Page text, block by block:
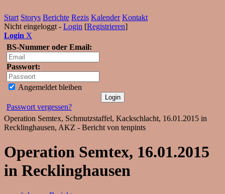
Start Storys Berichte Rezis Kalender Kontakt
Nicht eingeloggt - Login [Registrieren]
Login X
BS-Nummer oder Email:
Passwort:
Angemeldet bleiben
Passwort vergessen?
Operation Semtex, Schmutzstaffel, Kackschlacht, 16.01.2015 in
Recklinghausen, AKZ - Bericht von tenpints
Operation Semtex, 16.01.2015
in Recklinghausen